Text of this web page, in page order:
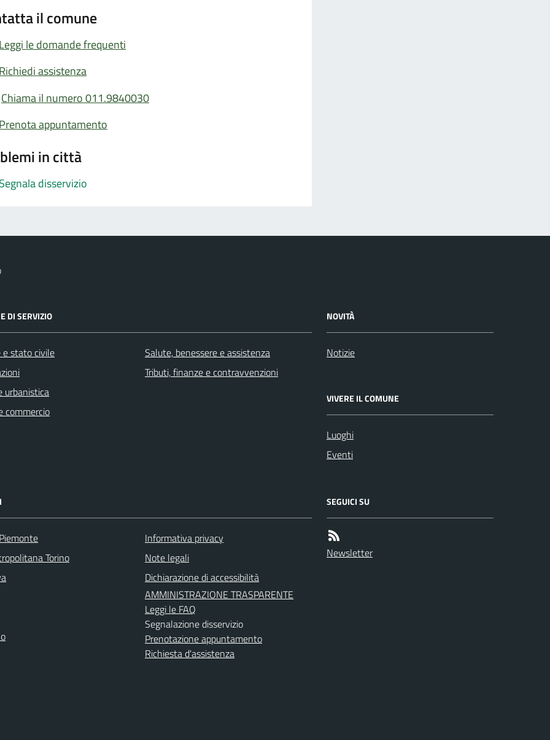
il comune
Leggi le domande frequenti
Richiedi assistenza
Chiama il numero 011.9840030
Prenota appuntamento
in città
Segnala disservizio
DI SERVIZIO
e stato civile
urbanistica
commercio
Salute, benessere e assistenza
Tributi, finanze e contravvenzioni
NOVITÀ
Notizie
VIVERE IL COMUNE
Luoghi
Eventi
Torino
Informativa privacy
Note legali
Dichiarazione di accessibilità
AMMINISTRAZIONE TRASPARENTE
Leggi le FAQ
Segnalazione disservizio
Prenotazione appuntamento
Richiesta d'assistenza
SEGUICI SU
Newsletter